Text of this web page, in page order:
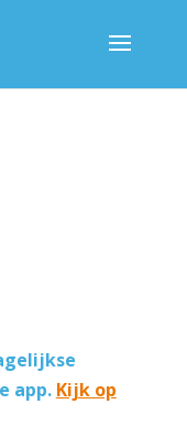
app. Kijk op